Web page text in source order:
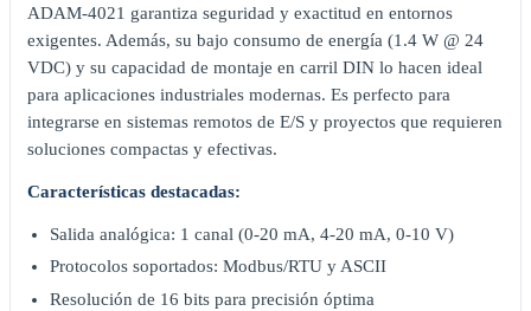
ADAM-4021 garantiza seguridad y exactitud en entornos
exigentes. Además, su bajo consumo de energía (1.4 W @ 24
VDC) y su capacidad de montaje en carril DIN lo hacen ideal
para aplicaciones industriales modernas. Es perfecto para
integrarse en sistemas remotos de E/S y proyectos que requieren
soluciones compactas y efectivas.
Características destacadas:
Salida analógica: 1 canal (0-20 mA, 4-20 mA, 0-10 V)
Protocolos soportados: Modbus/RTU y ASCII
Resolución de 16 bits para precisión óptima